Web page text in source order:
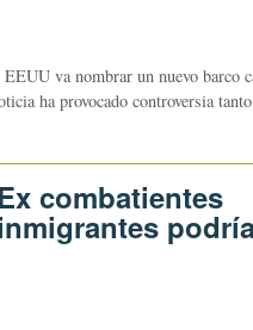
va nombrar un nuevo barco
ha provocado controversia
combatientes